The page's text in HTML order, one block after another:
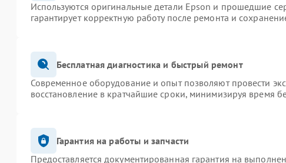
Используются оригинальные детали Epson и прошедшие
гарантирует корректную работу после ремонта и
Бесплатная диагностика и быстрый ремонт
Современное оборудование и опыт позволяют провести
восстановление в кратчайшие сроки, минимизируя время
Гарантия на работы и запчасти
Предоставляется документированная гарантия на